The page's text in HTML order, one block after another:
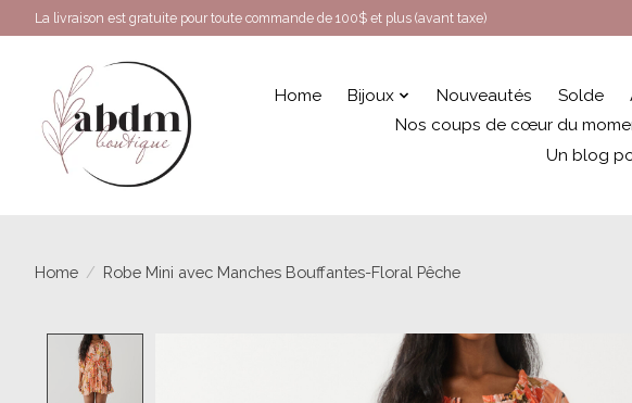
La livraison est gratuite pour toute commande de 100$ et plus (avant taxe)
Home Bijoux Nouveautés Solde
Nos coups de cœur du
Un blog
Home / Robe Mini avec Manches Bouffantes-Floral Pêche
Product image slideshow Items